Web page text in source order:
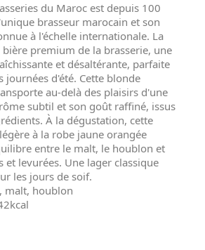
du Maroc est depuis 100
brasseur marocain et son
à l'échelle internationale. La
bière premium de la brasserie, une
et désaltérante, parfaite
journées d'été. Cette blonde
au-delà des plaisirs d'une
subtil et son goût raffiné, issus
À la dégustation, cette
à la robe jaune orangée
entre le malt, le houblon et
et levurées. Une lager classique
les jours de soif.
malt, houblon